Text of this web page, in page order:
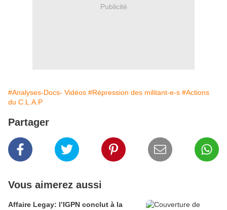
Publicité
#Analyses-Docs- Vidéos #Répression des militant-e-s #Actions
du C.L.A.P
Partager
Vous aimerez aussi
Affaire Legay: l’IGPN conclut à la